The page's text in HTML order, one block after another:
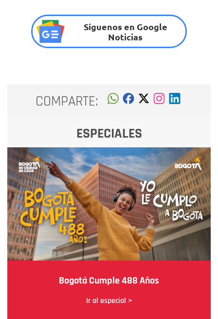
Síguenos en Google
Noticias
COMPARTE:
ESPECIALES
Bogotá Cumple 488 Años
Ir al especial >